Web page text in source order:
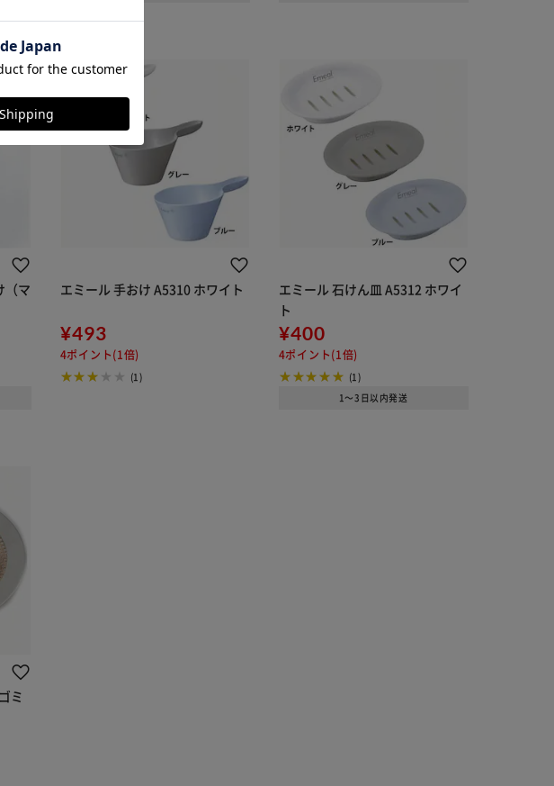
（マ
エミール 手おけ A5310 ホワイト
¥493
4ポイント(1倍)
(1)
エミール 石けん皿 A5312 ホワイ
ト
¥400
4ポイント(1倍)
(1)
1～3日以内発送
ミ